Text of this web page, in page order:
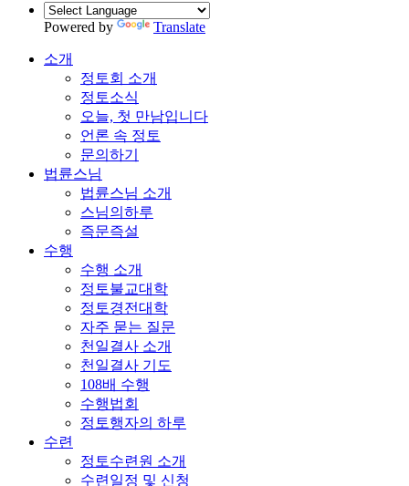
Powered by Translate
소개
정토회 소개
정토소식
오늘, 첫 만남입니다
언론 속 정토
문의하기
법륜스님
법륜스님 소개
스님의하루
즉문즉설
수행
수행 소개
정토불교대학
정토경전대학
자주 묻는 질문
천일결사 소개
천일결사 기도
108배 수행
수행법회
정토행자의 하루
수련
정토수련원 소개
수련일정 및 신청